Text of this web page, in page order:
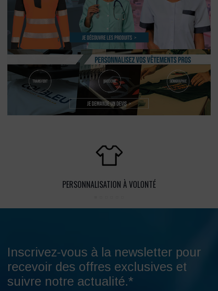
PERSONNALISATION À VOLONTÉ
Inscrivez-vous à la newsletter pour
recevoir des offres exclusives et
suivre notre actualité.*